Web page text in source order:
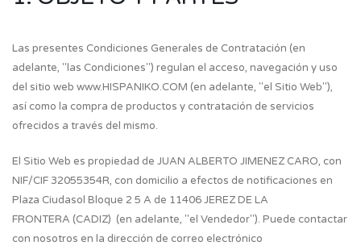
Las presentes Condiciones Generales de Contratación (en
adelante, "las Condiciones") regulan el acceso, navegación y uso
del sitio web www.HISPANIKO.COM (en adelante, "el Sitio Web"),
así como la compra de productos y contratación de servicios
ofrecidos a través del mismo.
El Sitio Web es propiedad de JUAN ALBERTO JIMENEZ CARO, con
NIF/CIF 32055354R, con domicilio a efectos de notificaciones en
Plaza Ciudasol Bloque 2 5 A de 11406 JEREZ DE LA
FRONTERA (CADIZ) (en adelante, "el Vendedor"). Puede contactar
con nosotros en la dirección de correo electrónico